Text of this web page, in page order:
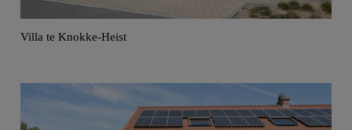
Villa te Knokke-Heist